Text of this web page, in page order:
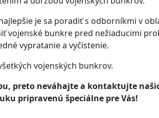
je sa poradiť s odborníkmi v
vojenské bunkre pred nežiaducimi
vypratanie a vyčistenie.
vojenských bunkrov.
preto neváhajte a kontaktujte
pripravenú špeciálne pre Vás!